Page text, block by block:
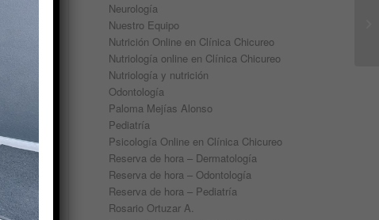
Neurología
Nuestro Equipo
Nutrición Online en Clínica Chicureo
Nutriología online en Clínica Chicureo
Nutriología y nutrición
Odontología
Paloma Mejías Alonso
Pediatría
Psicología Online en Clínica Chicureo
Reserva de hora – Dermatología
Reserva de hora – Odontología
Reserva de hora – Pediatría
Rosario Ortuzar A.